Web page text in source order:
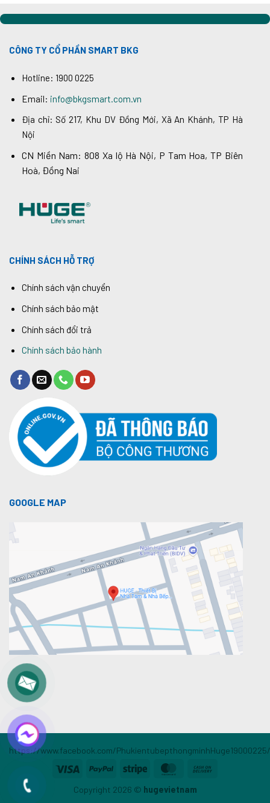
CÔNG TY CỔ PHẦN SMART BKG
Hotline: 1900 0225
Email: info@bkgsmart.com.vn
Địa chỉ: Số 217, Khu DV Đồng Mới, Xã An Khánh, TP Hà
Nội
CN Miền Nam: 808 Xa lộ Hà Nội, P Tam Hoa, TP Biên
Hoà, Đồng Nai
CHÍNH SÁCH HỖ TRỢ
Chính sách vận chuyển
Chính sách bảo mật
Chính sách đổi trả
Chính sách bảo hành
GOOGLE MAP
https://www.facebook.com/PhukientubepthongminhHuge19000225/
Visa
PayPal Stripe MasterCard
Copyright 2026 © hugevietnam